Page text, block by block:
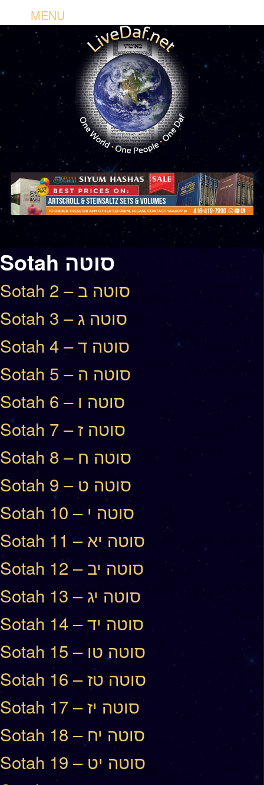
Sotah סוטה
Sotah 2 – סוטה ב
Sotah 3 – סוטה ג
Sotah 4 – סוטה ד
Sotah 5 – סוטה ה
Sotah 6 – סוטה ו
Sotah 7 – סוטה ז
Sotah 8 – סוטה ח
Sotah 9 – סוטה ט
Sotah 10 – סוטה י
Sotah 11 – סוטה יא
Sotah 12 – סוטה יב
Sotah 13 – סוטה יג
Sotah 14 – סוטה יד
Sotah 15 – סוטה טו
Sotah 16 – סוטה טז
Sotah 17 – סוטה יז
Sotah 18 – סוטה יח
Sotah 19 – סוטה יט
MENU